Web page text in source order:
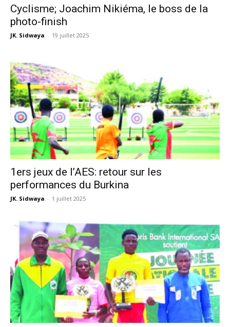
Cyclisme; Joachim Nikiéma, le boss de la
photo-finish
JK. Sidwaya - 19 juillet 2025
1ers jeux de l’AES: retour sur les
performances du Burkina
JK. Sidwaya - 1 juillet 2025